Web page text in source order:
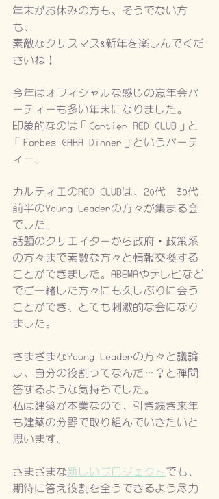
年末がお休みの方も、そうでない方
も、
素敵なクリスマス&新年を楽しんでくだ
さいね！
今年はオフィシャルな感じの忘年会パ
ーティーも多い年末になりました。
印象的なのは「Cartier RED CLUB」と
「Forbes GARA Dinner」というパーテ
ィー。
カルティエのRED CLUBは、20代〜30代
前半のYoung Leaderの方々が集まる会
でした。
話題のクリエイターから政府・政策系
の方々まで素敵な方々と情報交換する
ことができました。ABEMAやテレビなど
でご一緒した方々にも久しぶりに会う
ことができ、とても刺激的な会になり
ました。
さまざまなYoung Leaderの方々と議論
し、自分の役割ってなんだ…？と禅問
答するような気持ちでした。
私は建築が本業なので、引き続き来年
も建築の分野で取り組んでいきたいと
思います。
さまざまな新しいプロジェクト でも、
期待に答え役割を全うできるよう尽力